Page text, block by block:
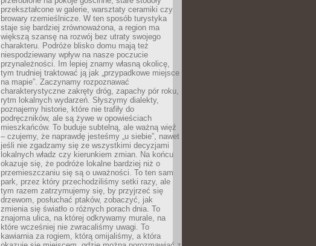
przekształcone w galerie, warsztaty ceramiki czy
browary rzemieślnicze. W ten sposób turystyka
staje się bardziej zrównoważona, a region ma
większą szansę na rozwój bez utraty swojego
charakteru. Podróże blisko domu mają też
niespodziewany wpływ na nasze poczucie
przynależności. Im lepiej znamy własną okolicę,
tym trudniej traktować ją jak „przypadkowe miejsce
na mapie”. Zaczynamy rozpoznawać
charakterystyczne zakręty dróg, zapachy pór roku,
rytm lokalnych wydarzeń. Słyszymy dialekty,
poznajemy historie, które nie trafiły do
podręczników, ale są żywe w opowieściach
mieszkańców. To buduje subtelną, ale ważną więź
– czujemy, że naprawdę jesteśmy „u siebie”, nawet
jeśli nie zgadzamy się ze wszystkimi decyzjami
lokalnych władz czy kierunkiem zmian. Na końcu
okazuje się, że podróże lokalne bardziej niż o
przemieszczaniu się są o uważności. To ten sam
park, przez który przechodziliśmy setki razy, ale
tym razem zatrzymujemy się, by przyjrzeć się
drzewom, posłuchać ptaków, zobaczyć, jak
zmienia się światło o różnych porach dnia. To
znajoma ulica, na której odkrywamy murale, na
które wcześniej nie zwracaliśmy uwagi. To
kawiarnia za rogiem, którą omijaliśmy, a która